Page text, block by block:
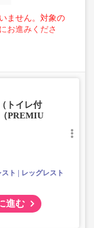
ません。対象の
お進みくださ
をおひとり様1
持ち込みも不
等の大きな荷
の条件を満たさ
トイレ付
PREMIU
ト
レッグレスト
進む